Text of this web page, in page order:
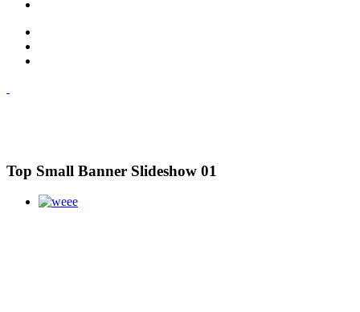
Top Small Banner Slideshow 01